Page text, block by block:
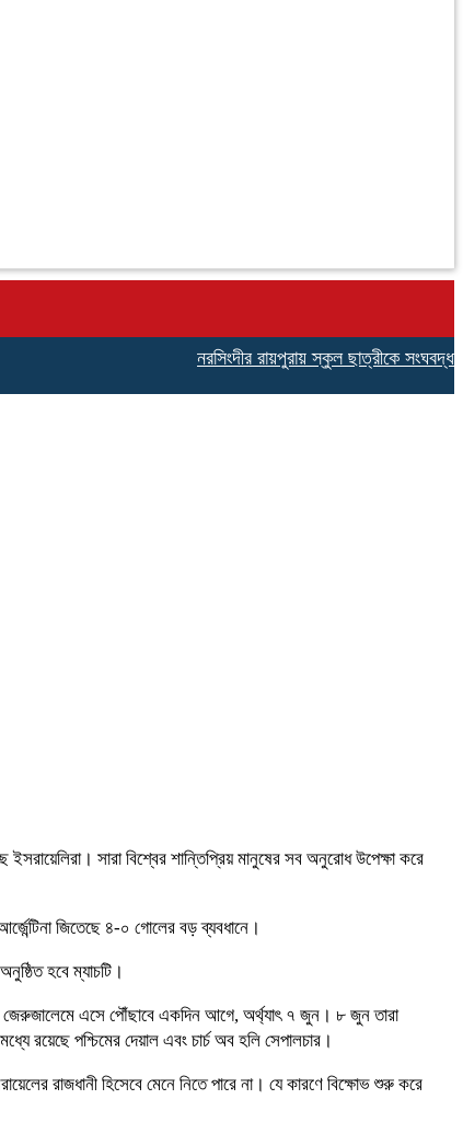
নরসিংদীর রায়পুরায় স্কুল ছাত্রীকে সংঘবদ্ধ
সারা বিশ্বের শান্তিপ্রিয় মানুষের সব অনুরোধ উপেক্ষা করে
জিতেছে ৪-০ গোলের বড় ব্যবধানে।
হবে ম্যাচটি।
জেরুজালেমে এসে পৌঁছাবে একদিন আগে, অর্থ্যাৎ ৭ জুন। ৮ জুন তারা
রয়েছে পশ্চিমের দেয়াল এবং চার্চ অব হলি সেপালচার।
রাজধানী হিসেবে মেনে নিতে পারে না। যে কারণে বিক্ষোভ শুরু করে